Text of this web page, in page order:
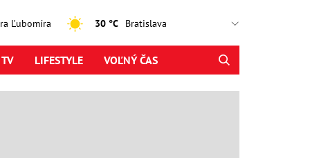
Ľubomíra 30 °C
LIFESTYLE VOĽNÝ ČAS